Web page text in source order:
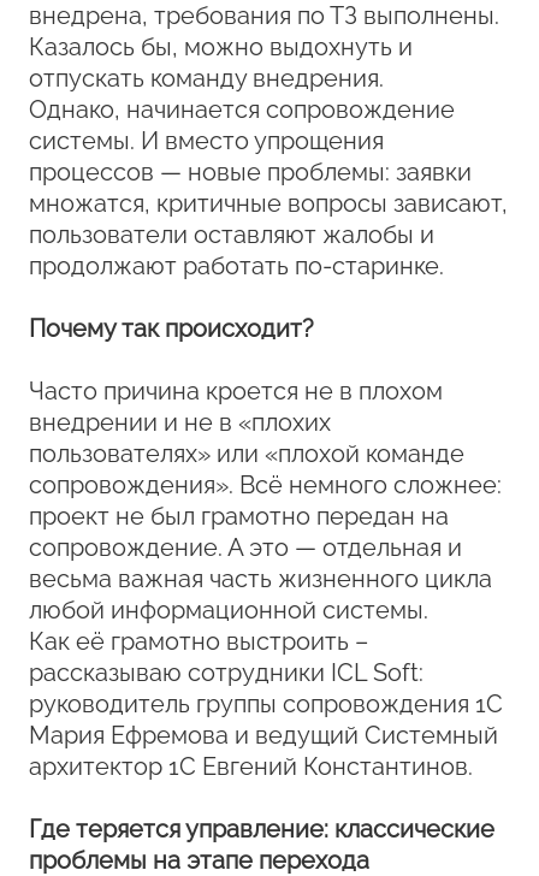
внедрена, требования по ТЗ выполнены.
Казалось бы, можно выдохнуть и
отпускать команду внедрения.
Однако, начинается сопровождение
системы. И вместо упрощения
процессов — новые проблемы: заявки
множатся, критичные вопросы зависают,
пользователи оставляют жалобы и
продолжают работать по-старинке.
Почему так происходит?
Часто причина кроется не в плохом
внедрении и не в «плохих
пользователях» или «плохой команде
сопровождения». Всё немного сложнее:
проект не был грамотно передан на
сопровождение. А это — отдельная и
весьма важная часть жизненного цикла
любой информационной системы.
Как её грамотно выстроить –
рассказываю сотрудники ICL Soft:
руководитель группы сопровождения 1С
Мария Ефремова и ведущий Системный
архитектор 1С Евгений Константинов.
Где теряется управление: классические
проблемы на этапе перехода